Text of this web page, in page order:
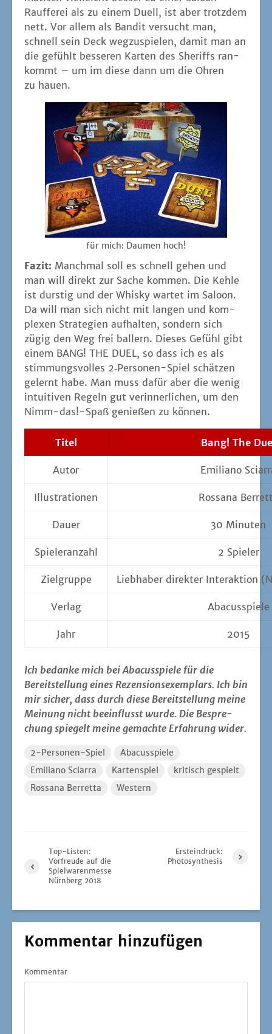
Rauf­fe­r­ei als zu einem Duell, ist aber trotz­dem
nett. Vor allem als Ban­dit ver­sucht man,
schnell sein Deck weg­zu­spie­len, damit man an
die gefühlt bes­se­ren Kar­ten des She­riffs ran­
kommt – um im die­se dann um die Ohren
zu hauen.
für mich: Dau­men hoch!
Fazit: Manch­mal soll es schnell gehen und
man will direkt zur Sache kom­men. Die Keh­le
ist durs­tig und der Whis­ky war­tet im Saloon.
Da will man sich nicht mit lan­gen und kom­
ple­xen Stra­te­gien auf­hal­ten, son­dern sich
zügig den Weg frei bal­lern. Die­ses Gefühl gibt
einem BANG! THE DUEL, so dass ich es als
stim­mungs­vol­les 2‑Per­so­nen-Spiel schät­zen
gelernt habe. Man muss dafür aber die wenig
intui­ti­ven Regeln gut ver­in­ner­li­chen, um den
Nimm-das!-Spaß genie­ßen zu können.
Titel Bang! The
Autor Emi­lia­no
Illus­tra­tio­nen Rossa­na
Dau­er 30 Minu­ten
Spie­ler­an­zahl 2 Spie­ler
Ziel­grup­pe Lieb­ha­ber direk­ter Inter­ak­ti­on
Ver­lag Aba­cus­spie­le
Jahr 2015
Ich bedan­ke mich bei Aba­cus­spie­le für die
Bereit­stel­lung eines Rezen­si­ons­exem­plars. Ich bin
mir sicher, dass durch die­se Bereit­stel­lung mei­ne
Mei­nung nicht beein­flusst wur­de. Die Bespre­
chung spie­gelt mei­ne gemach­te Erfah­rung wider.
2-Personen-Spiel
Abacusspiele
Emiliano Sciarra
Kartenspiel
kritisch gespielt
Rossana Berretta
Western
Top-Listen:
Vorfreude auf die
Spielwarenmesse
Nürnberg 2018
Ersteindruck:
Photosynthesis
Kommentar hinzufügen
Kommentar